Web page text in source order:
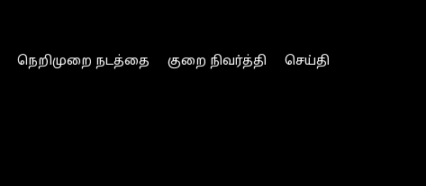
நெறிமுறை நடத்தை குறை நிவர்த்தி
செய்தி